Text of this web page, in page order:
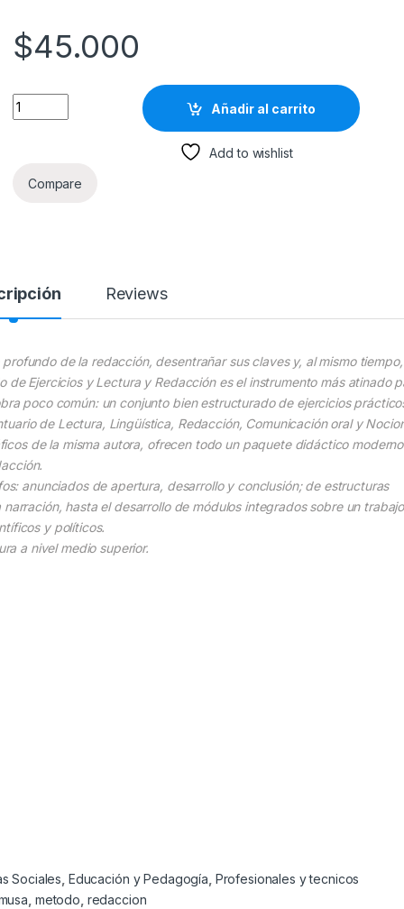
$45.000
Método Integrado De Ejercicios De Lectura Y Redacción -
Añadir al carrito
Add to wishlist
Compare
Reviews
de la redacción, desentrañar sus claves y, al mismo tiempo,
Ejercicios y Lectura y Redacción es el instrumento más atinado
poco común: un conjunto bien estructurado de ejercicios
de Lectura, Lingüística, Redacción, Comunicación oral y
de la misma autora, ofrecen todo un paquete didáctico
anunciados de apertura, desarrollo y conclusión; de estructuras
hasta el desarrollo de módulos integrados sobre un
y políticos.
a nivel medio superior.
Sociales Educación y Pedagogía Profesionales y tecnicos
metodo redaccion